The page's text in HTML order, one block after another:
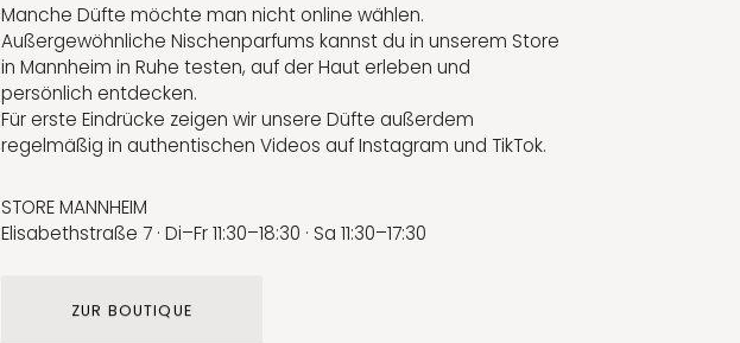
Manche Düfte möchte man nicht online wählen.
Außergewöhnliche Nischenparfums kannst du in unserem Store
in Mannheim in Ruhe testen, auf der Haut erleben und
persönlich entdecken.
Für erste Eindrücke zeigen wir unsere Düfte außerdem
regelmäßig in authentischen Videos auf Instagram und TikTok.
STORE MANNHEIM
Elisabethstraße 7 · Di–Fr 11:30–18:30 · Sa 11:30–17:30
ZUR BOUTIQUE